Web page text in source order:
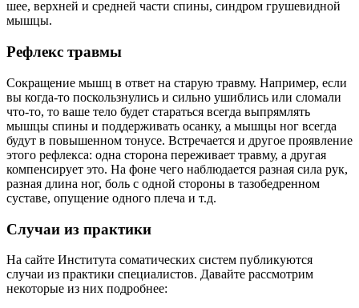
шее, верхней и средней части спины, синдром грушевидной
мышцы.
Рефлекс травмы
Сокращение мышц в ответ на старую травму. Например, если
вы когда-то поскользнулись и сильно ушиблись или сломали
что-то, то ваше тело будет стараться всегда выпрямлять
мышцы спины и поддерживать осанку, а мышцы ног всегда
будут в повышенном тонусе. Встречается и другое проявление
этого рефлекса: одна сторона переживает травму, а другая
компенсирует это. На фоне чего наблюдается разная сила рук,
разная длина ног, боль с одной стороны в тазобедренном
суставе, опущение одного плеча и т.д.
Случаи из практики
На сайте Института соматических систем публикуются
случаи из практики специалистов. Давайте рассмотрим
некоторые из них подробнее: